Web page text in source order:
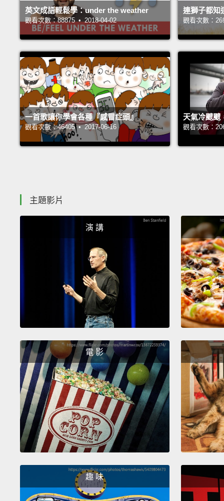
英文成語輕鬆學：under the weather
觀看次數：88875 • 2018-04-02
連獅子都知
觀看次數：
一首歌讓你學會各種『感冒症頭』
觀看次數：46405 • 2017-06-16
天氣冷颼颼
觀看次數：
主題影片
演 講
電 影
趣 味